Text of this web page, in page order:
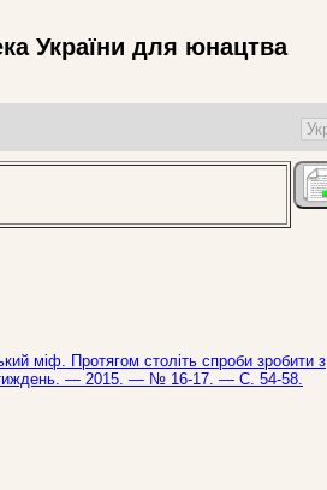
України для юнацтва
міф. Протягом століть спроби зробити з
тиждень. — 2015. — № 16-17. — С. 54-58.